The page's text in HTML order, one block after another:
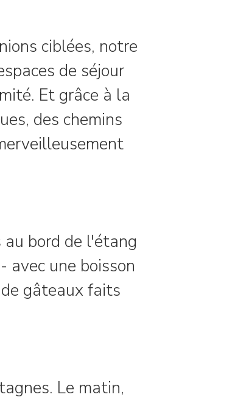
ciblées, notre
de séjour
Et grâce à la
des chemins
bord de l'étang
une boisson
gâteaux faits
Le matin,